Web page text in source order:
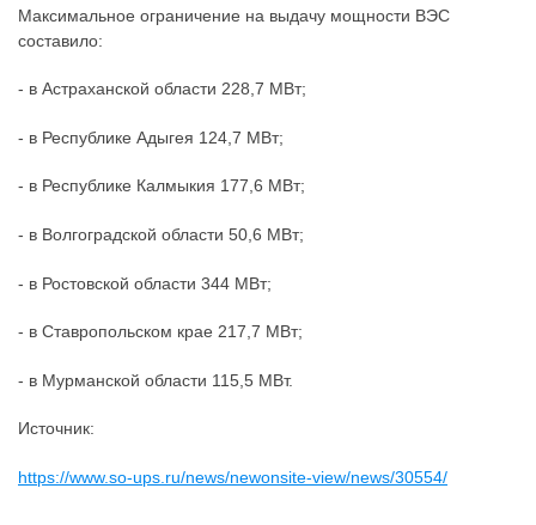
Максимальное ограничение на выдачу мощности ВЭС
составило:
- в Астраханской области 228,7 МВт;
- в Республике Адыгея 124,7 МВт;
- в Республике Калмыкия 177,6 МВт;
- в Волгоградской области 50,6 МВт;
- в Ростовской области 344 МВт;
- в Ставропольском крае 217,7 МВт;
- в Мурманской области 115,5 МВт.
Источник:
https://www.so-ups.ru/news/newonsite-view/news/30554/